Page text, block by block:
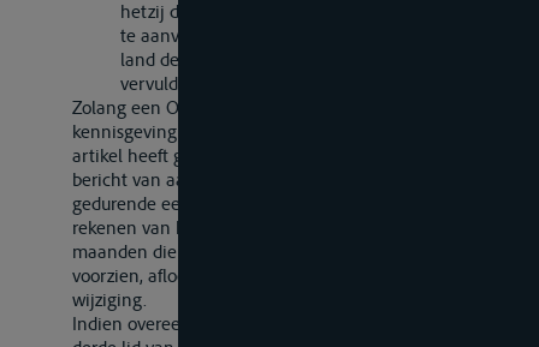
hetzij dat, hoewel zij voornemens is het voorstel
te aanvaarden, de voorwaarden waaraan in haar
land de aanvaarding is gebonden, nog niet zijn
vervuld.
Zolang een Overeenkomstsluitende Partij, die de
kennisgeving bedoeld in het tweede lid, onder
artikel heeft gedaan, de Secretaris-Generaal nog geen
bericht van aanvaarding heeft gezonden, kan zij
gedurende een termijn van negen maanden, te
rekenen van het tijdstip waarop de termijn van zes
maanden die voor het doen van de kennisgeving is
voorzien, afloopt, bezwaar maken tegen de voorgestelde
wijziging.
Indien overeenkomstig het bepaalde in het tweede en